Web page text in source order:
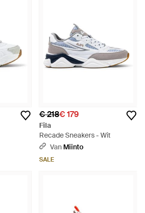
€ 218€ 179
Fila
Recade Sneakers - Wit
Van Miinto
SALE